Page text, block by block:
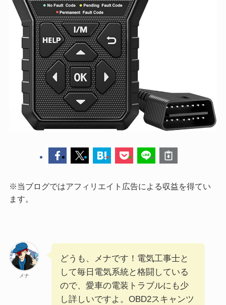
※当ブログではアフィリエイト広告による収益を得てい
ます。
メナ
どうも、メナです！電気工事士と
して毎日電気系統と格闘している
ので、愛車の電装トラブルにも少
し詳しいですよ。OBD2スキャンツ